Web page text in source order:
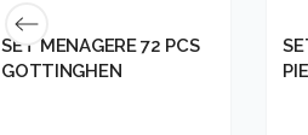
SET MENAGERE 72 PCS
GOTTINGHEN